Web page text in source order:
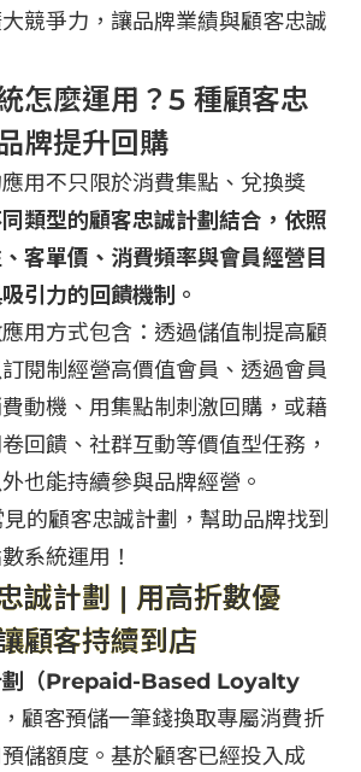
競爭力，讓品牌業績與顧客忠誠
怎麼運用？5 種顧客忠
牌提升回購
用不只限於消費集點、兌換獎
類型的顧客忠誠計劃結合，依照
客單價、消費頻率與會員經營目
引力的回饋機制。
用方式包含：透過儲值制提高顧
閱制經營高價值會員、透過會員
動機、用集點制刺激回購，或藉
回饋、社群互動等價值型任務，
也能持續參與品牌經營。
的顧客忠誠計劃，幫助品牌找到
系統運用！
誠計劃 | 用高折數優
顧客持續到店
劃（Prepaid-Based Loyalty
顧客預儲一筆錢換取專屬消費折
儲額度。基於顧客已經投入成